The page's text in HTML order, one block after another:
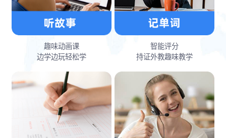
趣味动画课
边学边玩轻松学
智能评分
持证外教趣味教学